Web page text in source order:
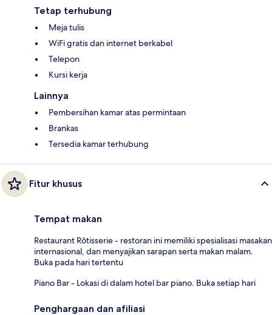
Tetap terhubung
Meja tulis
WiFi gratis dan internet berkabel
Telepon
Kursi kerja
Lainnya
Pembersihan kamar atas permintaan
Brankas
Tersedia kamar terhubung
Fitur khusus
Tempat makan
Restaurant Rôtisserie - restoran ini memiliki spesialisasi masakan
internasional, dan menyajikan sarapan serta makan malam.
Buka pada hari tertentu
Piano Bar - Lokasi di dalam hotel bar piano. Buka setiap hari
Penghargaan dan afiliasi